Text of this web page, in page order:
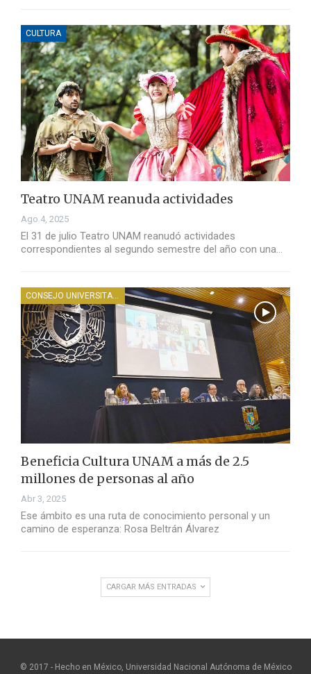
CULTURA
Teatro UNAM reanuda actividades
Ago 4, 2025
El 31 de julio Teatro UNAM reanudó actividades
correspondientes al segundo semestre del año con una…
CONSEJO UNIVERSITARIO
Beneficia Cultura UNAM a más de 2.5
millones de personas al año
Abr 3, 2025
Ese ámbito es una ruta de conocimiento personal y un
camino de esperanza: Rosa Beltrán Álvarez
CARGAR MÁS ENTRADAS
© 2017 - Hecho en México, Universidad Nacional Autónoma de México